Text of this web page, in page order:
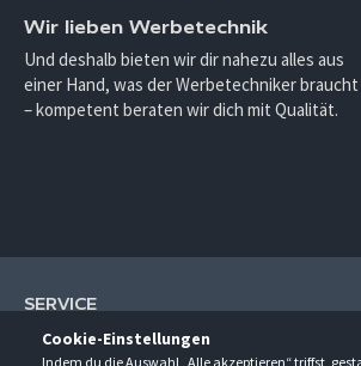
Cookie-Einstellungen
Indem du die Auswahl „Alle akzeptieren“ triffst,
Wir lieben Werbetechnik
Und deshalb bieten wir dir nahezu alles aus
einer Hand, was der Werbetechniker braucht
– kompetent beraten wir dich mit Qualität.
SERVICE
Hilfe und Information